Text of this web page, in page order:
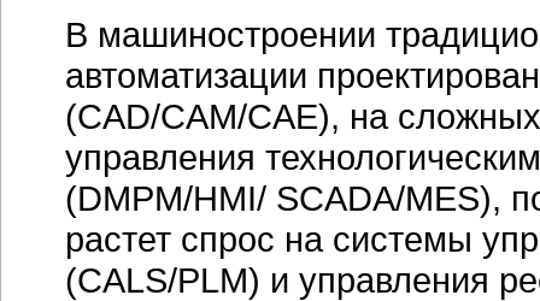
В машиностроении
автоматизации
(CAD/CAM/CAE), на
управления
(DMPM/HMI/ SCADA/MES),
растет спрос на системы
(CALS/PLM) и управления